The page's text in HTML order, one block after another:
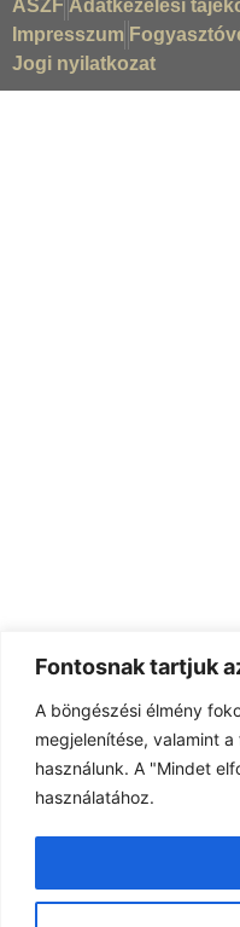
Fontosnak tartjuk
A böngészési élmény
megjelenítése, valamint
használunk. A "Mindet
használatához.
ÁSZF Adatkezelési
Impresszum
Jogi nyilatkozat